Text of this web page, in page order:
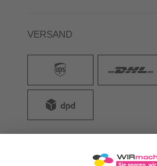
VERSAND
WIRmachenDRUCK GmbH